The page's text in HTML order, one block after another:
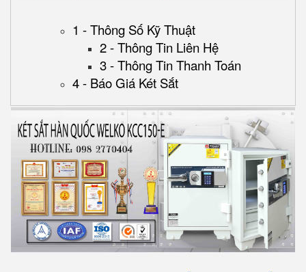
1 - Thông Số Kỹ Thuật
2 - Thông Tin Liên Hệ
3 - Thông Tin Thanh Toán
4 - Báo Giá Két Sắt